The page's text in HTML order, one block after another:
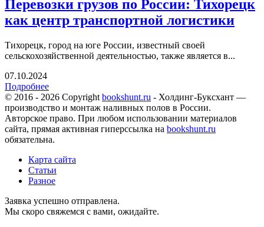
Перевозки грузов по России: Тихорецк
как центр транспортной логистики
Тихорецк, город на юге России, известный своей
сельскохозяйственной деятельностью, также является в...
07.10.2024
Подробнее
© 2016 - 2026 Copyright bookshunt.ru - Холдинг-Буксхант —
производство и монтаж наливных полов в России.
Авторское право. При любом использовании материалов
сайта, прямая активная гиперссылка на bookshunt.ru
обязательна.
Карта сайта
Статьи
Разное
Заявка успешно отправлена.
Мы скоро свяжемся с вами, ожидайте.